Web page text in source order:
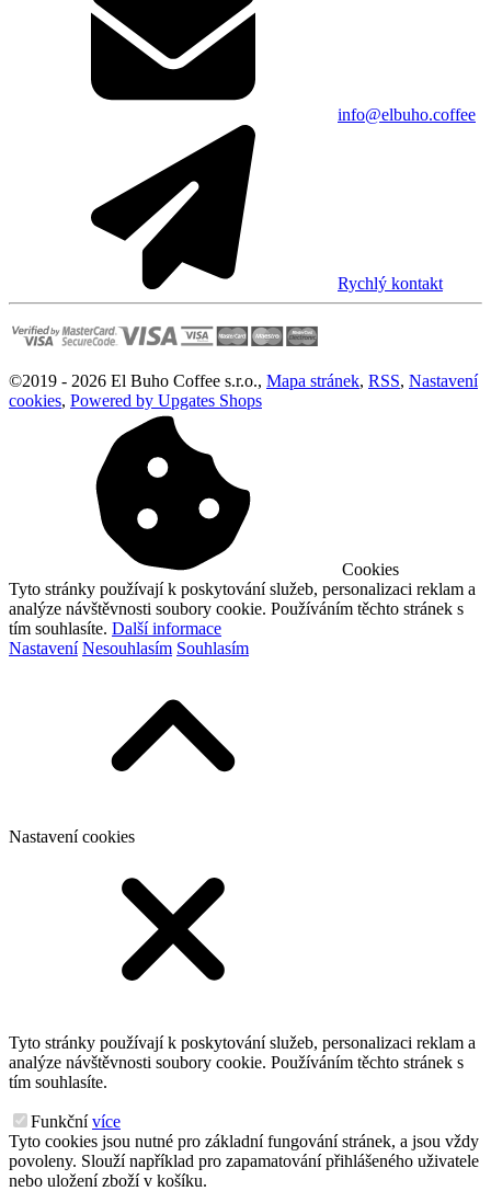
info@elbuho.coffee
Rychlý kontakt
©2019 - 2026 El Buho Coffee s.r.o., Mapa stránek, RSS, Nastavení
cookies, Powered by Upgates Shops
Cookies
Tyto stránky používají k poskytování služeb, personalizaci reklam a
analýze návštěvnosti soubory cookie. Používáním těchto stránek s
tím souhlasíte. Další informace
Nastavení Nesouhlasím Souhlasím
Nastavení cookies
Tyto stránky používají k poskytování služeb, personalizaci reklam a
analýze návštěvnosti soubory cookie. Používáním těchto stránek s
tím souhlasíte.
Funkční více
Tyto cookies jsou nutné pro základní fungování stránek, a jsou vždy
povoleny. Slouží například pro zapamatování přihlášeného uživatele
nebo uložení zboží v košíku.